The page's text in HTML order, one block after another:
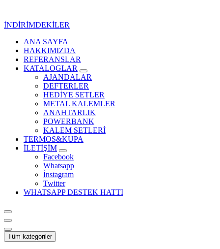
İNDİRİMDEKİLER
Kurumsal Promosyon-Hediyelik
ANA SAYFA
HAKKIMIZDA
REFERANSLAR
KATALOGLAR
AJANDALAR
DEFTERLER
HEDİYE SETLER
METAL KALEMLER
ANAHTARLIK
POWERBANK
KALEM SETLERİ
TERMOS&KUPA
İLETİŞİM
Facebook
Whatsapp
İnstagram
Twitter
WHATSAPP DESTEK HATTI
Tüm kategoriler